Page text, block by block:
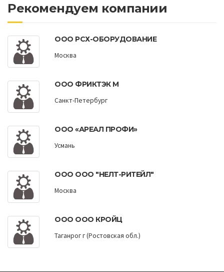
Рекомендуем компании
ООО РСХ-ОБОРУДОВАНИЕ
Москва
ООО ФРИКТЭК М
Санкт-Петербург
ООО «АРЕАЛ ПРОФИ»
Усмань
ООО ООО "НЕЛТ-РИТЕЙЛ"
Москва
ООО ООО КРОЙЦ
Таганрог г (Ростовская обл.)